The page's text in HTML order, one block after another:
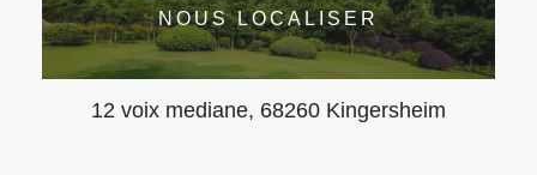
NOUS LOCALISER
12 voix mediane, 68260 Kingersheim